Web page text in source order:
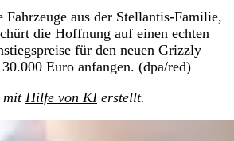
aus der Stellantis-Familie,
die Hoffnung auf einen echten
für den neuen Grizzly
Euro anfangen. (dpa/red)
mit Hilfe von KIerstellt.